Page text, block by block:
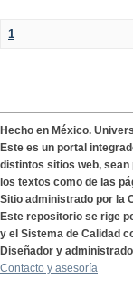
1
Hecho en México.
Este es un portal
distintos sitios web, sean
los textos como de las
Sitio administrado por la
Este repositorio se rige
y el Sistema de Calidad
Diseñador y
Contacto y asesoría